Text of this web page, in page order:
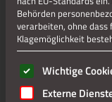
Behörden
verarbeiten, ohne dass
Klagemöglichkeit
Es folgt eine Liste
Wichtige
Externe